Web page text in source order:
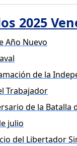
2025
Año Nuevo
de la
Trabajador
de la Batalla
julio
del Libertador